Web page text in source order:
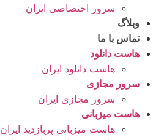
سرور اختصاصی ایران
وبلاگ
تماس با ما
هاست دانلود
هاست دانلود ایران
سرور مجازی
سرور مجازی ایران
هاست میزبانی
هاست میزبانی پربازدید ایران